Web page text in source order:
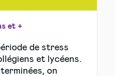
et +
de stress
et lycéens.
on